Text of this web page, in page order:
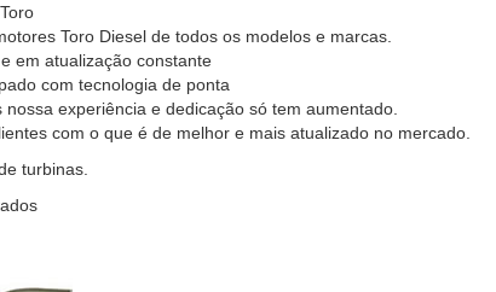
Toro Diesel de todos os modelos e marcas.
em atualização constante
com tecnologia de ponta
experiência e dedicação só tem aumentado.
com o que é de melhor e mais atualizado no mercado.
turbinas.